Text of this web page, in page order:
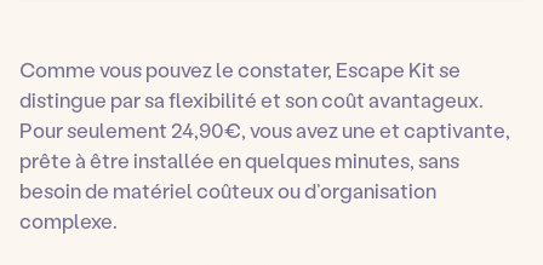
Comme vous pouvez le constater, Escape Kit se
distingue par sa flexibilité et son coût avantageux.
Pour seulement 24,90€, vous avez une et captivante,
prête à être installée en quelques minutes, sans
besoin de matériel coûteux ou d’organisation
complexe.